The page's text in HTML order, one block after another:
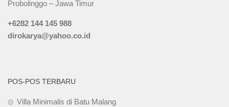
Probolinggo – Jawa Timur
+6282 144 145 988
dirokarya@yahoo.co.id
POS-POS TERBARU
Villa Minimalis di Batu Malang